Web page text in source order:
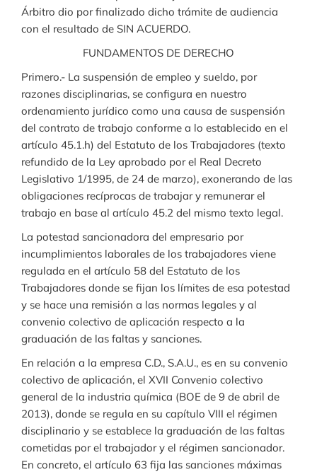
Árbitro dio por finalizado dicho trámite de audiencia
con el resultado de SIN ACUERDO.
FUNDAMENTOS DE DERECHO
Primero.- La suspensión de empleo y sueldo, por
razones disciplinarias, se configura en nuestro
ordenamiento jurídico como una causa de suspensión
del contrato de trabajo conforme a lo establecido en el
artículo 45.1.h) del Estatuto de los Trabajadores (texto
refundido de la Ley aprobado por el Real Decreto
Legislativo 1/1995, de 24 de marzo), exonerando de las
obligaciones recíprocas de trabajar y remunerar el
trabajo en base al artículo 45.2 del mismo texto legal.
La potestad sancionadora del empresario por
incumplimientos laborales de los trabajadores viene
regulada en el artículo 58 del Estatuto de los
Trabajadores donde se fijan los límites de esa potestad
y se hace una remisión a las normas legales y al
convenio colectivo de aplicación respecto a la
graduación de las faltas y sanciones.
En relación a la empresa C.D., S.A.U., es en su convenio
colectivo de aplicación, el XVII Convenio colectivo
general de la industria química (BOE de 9 de abril de
2013), donde se regula en su capítulo VIII el régimen
disciplinario y se establece la graduación de las faltas
cometidas por el trabajador y el régimen sancionador.
En concreto, el artículo 63 fija las sanciones máximas